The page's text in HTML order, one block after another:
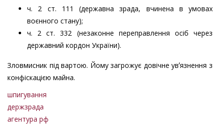
ч. 2 ст. 111 (державна зрада, вчинена в умовах
воєнного стану);
ч. 2 ст. 332 (незаконне переправлення осіб через
державний кордон України).
Зловмисник під вартою. Йому загрожує довічне увʼязнення з
конфіскацією майна.
шпигування
держзрада
агентура рф